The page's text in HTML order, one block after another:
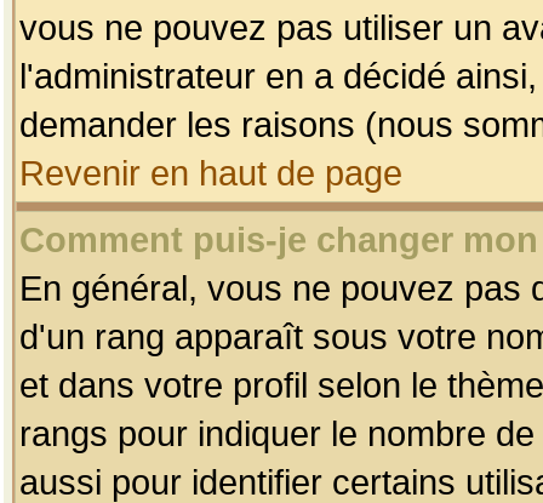
vous ne pouvez pas utiliser un
l'administrateur en a décidé
demander les raisons (nous
Revenir en haut de page
Comment puis-je changer
En général, vous ne pouvez pas
d'un rang apparaît sous votre
et dans votre profil selon le
rangs pour indiquer le nombre
aussi pour identifier certains